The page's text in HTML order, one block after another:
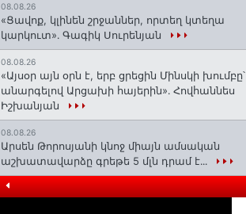
08.08.26
«Ցավոք, կլինեն շրջաններ, որտեղ կտեղա
կարկուտ»․ Գագիկ Սուրենյան
08.08.26
«Այսօր այն օրն է, երբ ցրեցին Մինսկի խումբը՝
անարգելով Արցախի հայերին»․ Հովհաննես
Իշխանյան
08.08.26
Արսեն Թորոսյանի կնոջ միայն ամսական
աշխատավարձը գրեթե 5 մլն դրամ է․․․